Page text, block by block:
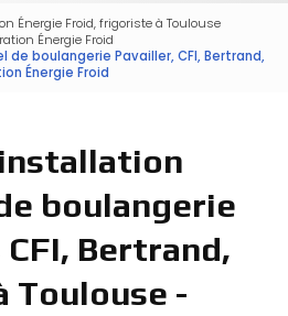
Énergie Froid, frigoriste à Toulouse
Énergie Froid
boulangerie Pavailler, CFI, Bertrand,
Énergie Froid
boulangerie
Bertrand,
Toulouse -